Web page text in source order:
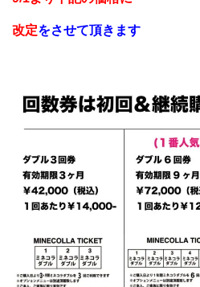
改定をさせて頂きます